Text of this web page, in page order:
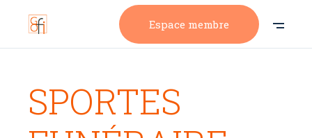
Espace membre
SPORTES